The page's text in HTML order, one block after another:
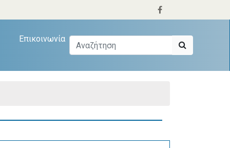
Επικοινωνία